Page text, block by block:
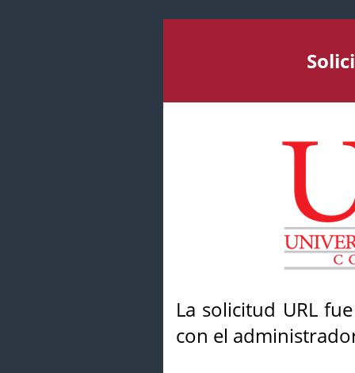
La solicitud URL
con el